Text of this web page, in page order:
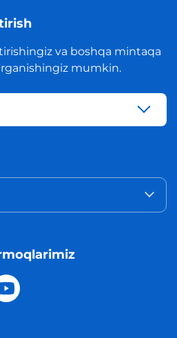
va boshqa mintaqa
mumkin.